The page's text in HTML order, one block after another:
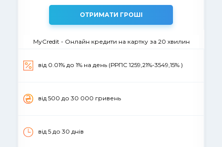
ОТРИМАТИ ГРОШІ
MyCredit - Онлайн кредити на картку за 20 хвилин
від 0.01% до 1% на день (РРПС 1259,21%-3549,15% )
вiд 500 до 30 000 гривень
від 5 до 30 днiв